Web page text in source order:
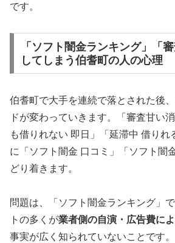
です。
「ソフト闇金ランキング」「
してしまう伯耆町の人の心理
伯耆町で大手を連続で落とされた後
ドが変わっていきます。「審査甘い
も借りれない 即日」「延滞中 借りれ
に「ソフト闇金 口コミ」「ソフト闇
どり着きます。
問題は、「ソフト闇金ランキング」
トの多くが業者側の自演・広告費に
事実が広く知られていないことです。